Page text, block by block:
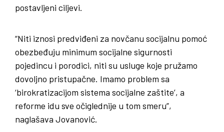
postavljeni ciljevi.
“Niti iznosi predviđeni za novčanu socijalnu pomoć
obezbeđuju minimum socijalne sigurnosti
pojedincu i porodici, niti su usluge koje pružamo
dovoljno pristupačne. Imamo problem sa
‘birokratizacijom sistema socijalne zaštite’, a
reforme idu sve očiglednije u tom smeru”,
naglašava Jovanović.